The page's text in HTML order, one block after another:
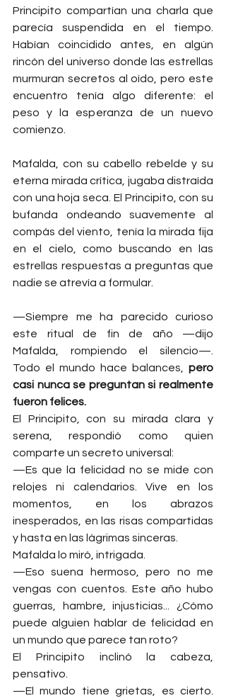
Principito compartían una charla que
parecía suspendida en el tiempo.
Habían coincidido antes, en algún
rincón del universo donde las estrellas
murmuran secretos al oído, pero este
encuentro tenía algo diferente: el
peso y la esperanza de un nuevo
comienzo.
Mafalda, con su cabello rebelde y su
eterna mirada crítica, jugaba distraída
con una hoja seca. El Principito, con su
bufanda ondeando suavemente al
compás del viento, tenía la mirada fija
en el cielo, como buscando en las
estrellas respuestas a preguntas que
nadie se atrevía a formular.
—Siempre me ha parecido curioso
este ritual de fin de año —dijo
Mafalda, rompiendo el silencio—.
Todo el mundo hace balances, pero
casi nunca se preguntan si realmente
fueron felices.
El Principito, con su mirada clara y
serena, respondió como quien
comparte un secreto universal:
—Es que la felicidad no se mide con
relojes ni calendarios. Vive en los
momentos, en los abrazos
inesperados, en las risas compartidas
y hasta en las lágrimas sinceras.
Mafalda lo miró, intrigada.
—Eso suena hermoso, pero no me
vengas con cuentos. Este año hubo
guerras, hambre, injusticias... ¿Cómo
puede alguien hablar de felicidad en
un mundo que parece tan roto?
El Principito inclinó la cabeza,
pensativo.
—El mundo tiene grietas, es cierto.